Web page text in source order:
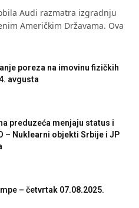
Audi razmatra izgradnju
Američkim Državama. Ova
poreza na imovinu fizičkih
avgusta
preduzeća menjaju status i
– Nuklearni objekti Srbije i JP
– četvrtak 07.08.2025.